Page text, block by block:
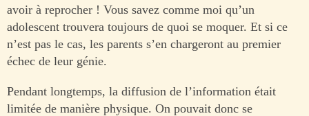
avoir à reprocher ! Vous savez comme moi qu’un
adolescent trouvera toujours de quoi se moquer. Et si ce
n’est pas le cas, les parents s’en chargeront au premier
échec de leur génie.
Pendant longtemps, la diffusion de l’information était
limitée de manière physique. On pouvait donc se